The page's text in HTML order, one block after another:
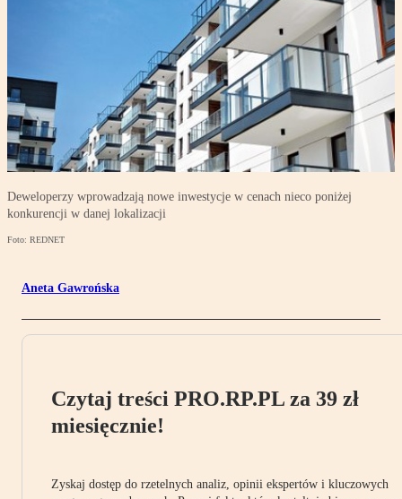
Deweloperzy wprowadzają nowe inwestycje w cenach nieco poniżej
konkurencji w danej lokalizacji
Foto: REDNET
Aneta Gawrońska
Czytaj treści PRO.RP.PL za 39 zł
miesięcznie!
Zyskaj dostęp do rzetelnych analiz, opinii ekspertów i kluczowych